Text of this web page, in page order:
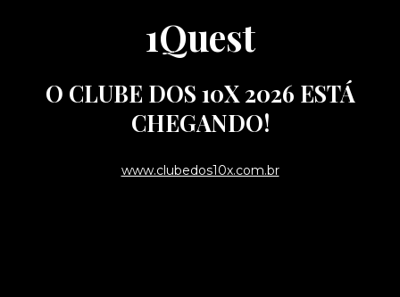
1Quest
O CLUBE DOS 10X 2026 ESTÁ
CHEGANDO!
www.clubedos10x.com.br